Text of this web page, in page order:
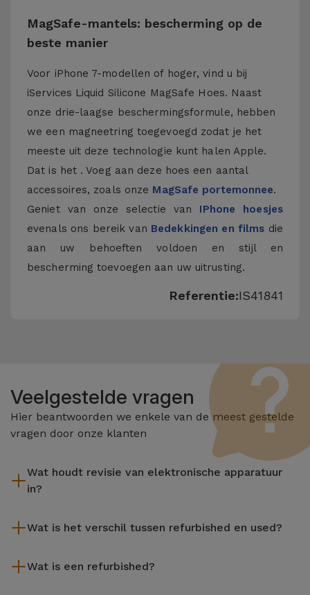
MagSafe-mantels: bescherming op de
beste manier
Voor iPhone 7-modellen of hoger, vind u bij
iServices Liquid Silicone MagSafe Hoes. Naast
onze drie-laagse beschermingsformule, hebben
we een magneetring toegevoegd zodat je het
meeste uit deze technologie kunt halen Apple.
Dat is het . Voeg aan deze hoes een aantal
accessoires, zoals onze MagSafe portemonnee.
Geniet van onze selectie van IPhone hoesjes
evenals ons bereik van Bedekkingen en films die
aan uw behoeften voldoen en stijl en
bescherming toevoegen aan uw uitrusting.
Referentie:IS41841
Veelgestelde vragen
Hier beantwoorden we enkele van de meest gestelde
vragen door onze klanten
Wat houdt revisie van elektronische apparatuur
in?
reiniging, en niet te vergeten het repareren van elk defect
apparatuur die door Services wordt gereviseerd,
Wat is het verschil tussen refurbished en used?
getest en voorbereid door gespecialiseerde technici om hun
Wat is een refurbished?